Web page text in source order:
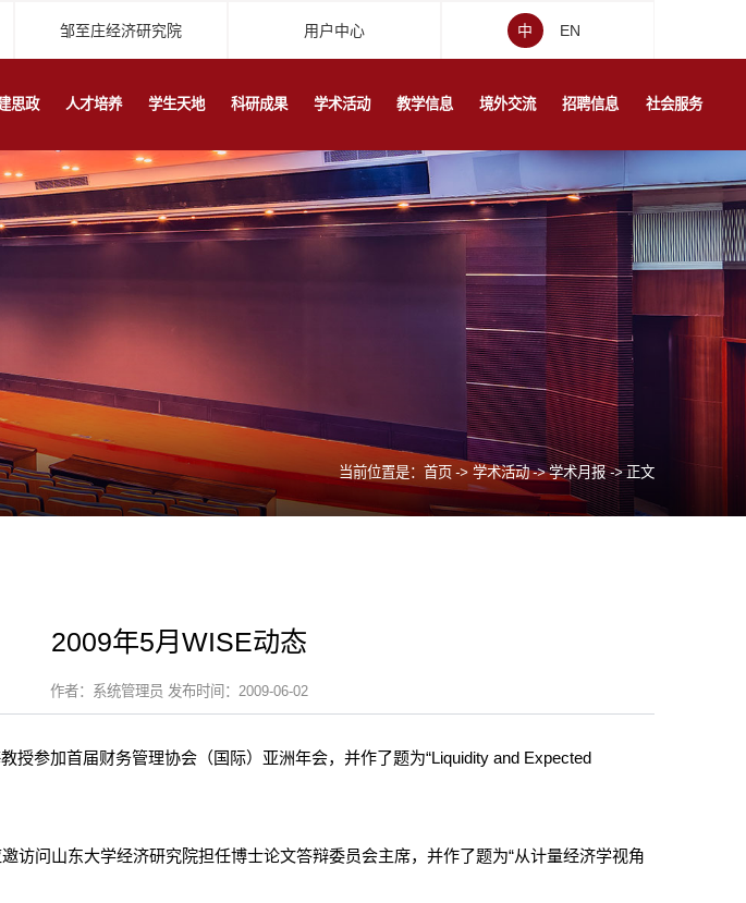
邹至庄经济研究院 用户中心 中 EN
思政 人才培养 学生天地 科研成果 学术活动 教学信息 境外交流 招聘信息 社会服务
当前位置是： 首页 -> 学术活动 -> 学术月报 -> 正文
2009年5月WISE动态
作者：系统管理员 发布时间：2009-06-02
授参加首届财务管理协会（国际）亚洲年会，并作了题为“Liquidity and Expected
访问山东大学经济研究院担任博士论文答辩委员会主席，并作了题为“从计量经济学视角